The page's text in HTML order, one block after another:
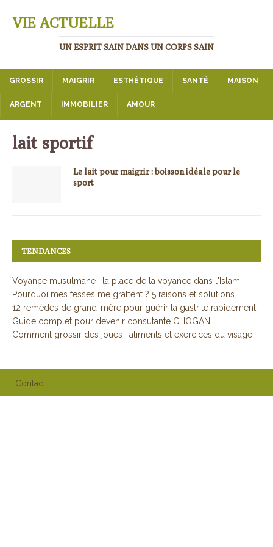
VIE ACTUELLE
UN ESPRIT SAIN DANS UN CORPS SAIN
GROSSIR MAIGRIR ESTHÉTIQUE SANTÉ MAISON
ARGENT IMMOBILIER AMOUR
lait sportif
Le lait pour maigrir : boisson idéale pour le
sport
TENDANCES
Voyance musulmane : la place de la voyance dans l'Islam
Pourquoi mes fesses me grattent ? 5 raisons et solutions
12 remèdes de grand-mère pour guérir la gastrite rapidement
Guide complet pour devenir consutante CHOGAN
Comment grossir des joues : aliments et exercices du visage
Contact